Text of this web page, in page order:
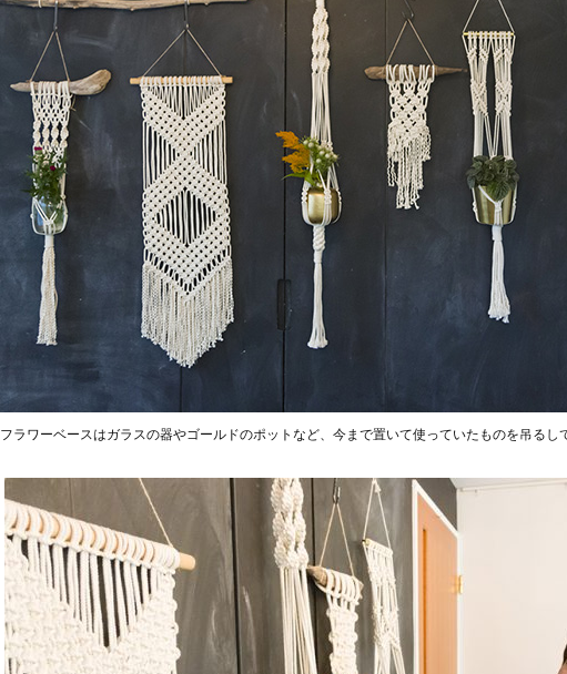
フラワーベースはガラスの器やゴールドのポットなど、今まで置いて使っていたものを吊るし